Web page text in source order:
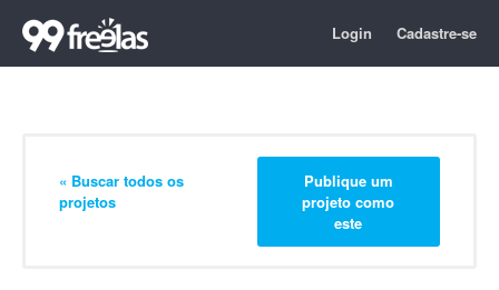
Login Cadastre-se
« Buscar todos os
projetos
Publique um
projeto como
este